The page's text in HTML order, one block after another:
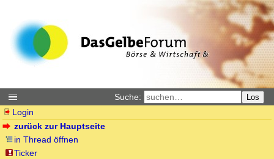
Suche: Los
Login
zurück zur Hauptseite
in Thread öffnen
Ticker